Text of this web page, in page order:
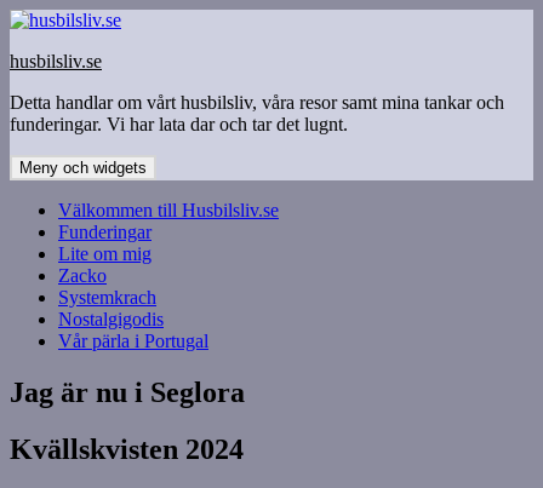
Hoppa
innehåll
husbilsliv.se
Detta handlar om vårt husbilsliv, våra resor samt mina tankar och
funderingar. Vi har lata dar och tar det lugnt.
Meny och widgets
Välkommen till Husbilsliv.se
Funderingar
Lite om mig
Zacko
Systemkrach
Nostalgigodis
Vår pärla i Portugal
Jag är nu i Seglora
Kvällskvisten 2024